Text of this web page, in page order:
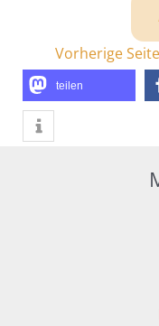
Vorherige Seite
teilen